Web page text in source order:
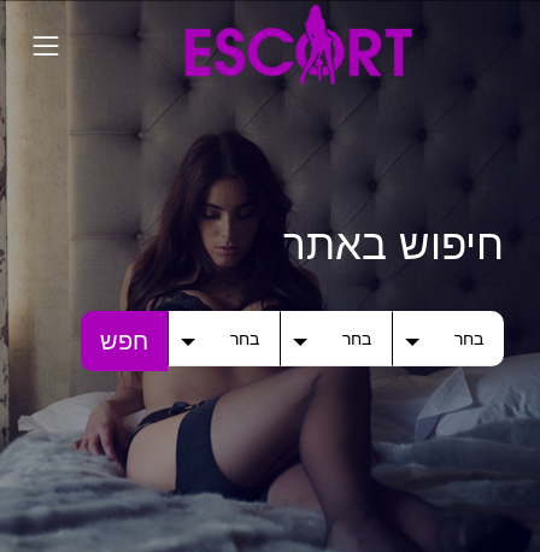
חיפוש באתר
בחר בחר בחר חפש